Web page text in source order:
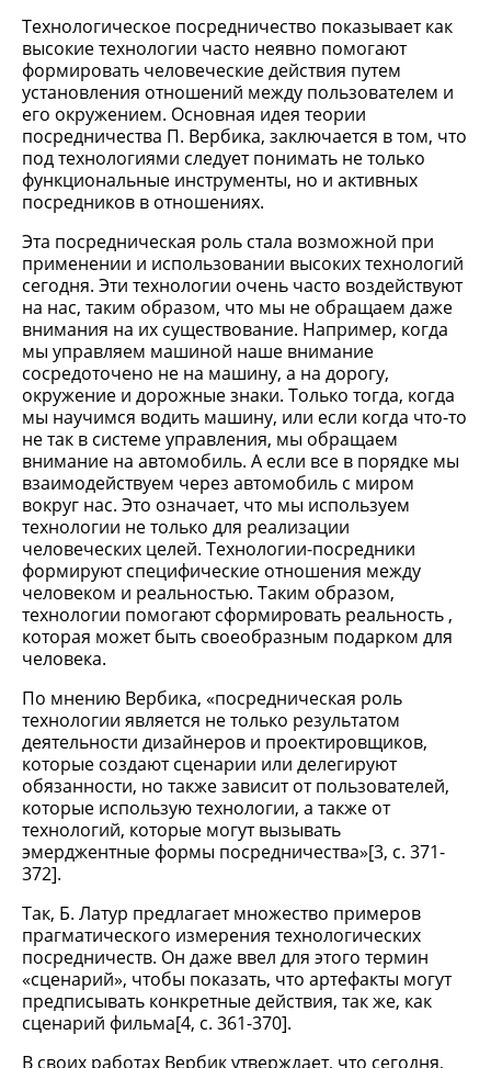
Технологическое посредничество показывает как
высокие технологии часто неявно помогают
формировать человеческие действия путем
установления отношений между пользователем и
его окружением. Основная идея теории
посредничества П. Вербика, заключается в том, что
под технологиями следует понимать не только
функциональные инструменты, но и активных
посредников в отношениях.
Эта посредническая роль стала возможной при
применении и использовании высоких технологий
сегодня. Эти технологии очень часто воздействуют
на нас, таким образом, что мы не обращаем даже
внимания на их существование. Например, когда
мы управляем машиной наше внимание
сосредоточено не на машину, а на дорогу,
окружение и дорожные знаки. Только тогда, когда
мы научимся водить машину, или если когда что-то
не так в системе управления, мы обращаем
внимание на автомобиль. А если все в порядке мы
взаимодействуем через автомобиль с миром
вокруг нас. Это означает, что мы используем
технологии не только для реализации
человеческих целей. Технологии-посредники
формируют специфические отношения между
человеком и реальностью. Таким образом,
технологии помогают сформировать реальность ,
которая может быть своеобразным подарком для
человека.
По мнению Вербика, «посредническая роль
технологии является не только результатом
деятельности дизайнеров и проектировщиков,
которые создают сценарии или делегируют
обязанности, но также зависит от пользователей,
которые использую технологии, а также от
технологий, которые могут вызывать
эмерджентные формы посредничества»[3, с. 371-
372].
Так, Б. Латур предлагает множество примеров
прагматического измерения технологических
посредничеств. Он даже ввел для этого термин
«сценарий», чтобы показать, что артефакты могут
предписывать конкретные действия, так же, как
сценарий фильма[4, с. 361-370].
В своих работах Вербик утверждает, что сегодня,